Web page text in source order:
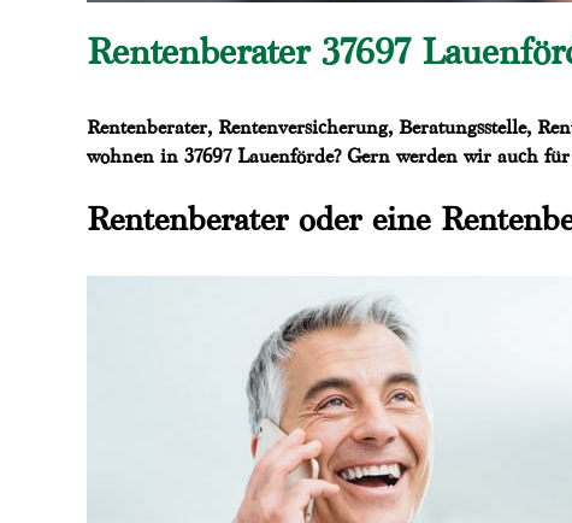
Rentenberater 37697
Rentenberater, Rentenversicherung, Beratungsstelle,
wohnen in 37697 Lauenförde? Gern werden wir auch
Rentenberater oder eine